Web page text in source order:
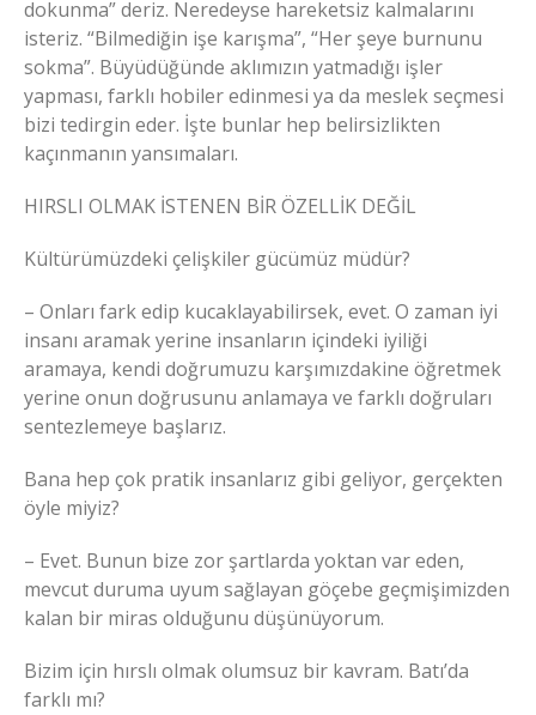
dokunma” deriz. Neredeyse hareketsiz kalmalarını
isteriz. “Bilmediğin işe karışma”, “Her şeye burnunu
sokma”. Büyüdüğünde aklımızın yatmadığı işler
yapması, farklı hobiler edinmesi ya da meslek seçmesi
bizi tedirgin eder. İşte bunlar hep belirsizlikten
kaçınmanın yansımaları.
HIRSLI OLMAK İSTENEN BİR ÖZELLİK DEĞİL
Kültürümüzdeki çelişkiler gücümüz müdür?
– Onları fark edip kucaklayabilirsek, evet. O zaman iyi
insanı aramak yerine insanların içindeki iyiliği
aramaya, kendi doğrumuzu karşımızdakine öğretmek
yerine onun doğrusunu anlamaya ve farklı doğruları
sentezlemeye başlarız.
Bana hep çok pratik insanlarız gibi geliyor, gerçekten
öyle miyiz?
– Evet. Bunun bize zor şartlarda yoktan var eden,
mevcut duruma uyum sağlayan göçebe geçmişimizden
kalan bir miras olduğunu düşünüyorum.
Bizim için hırslı olmak olumsuz bir kavram. Batı’da
farklı mı?